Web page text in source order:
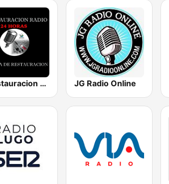
F Restauracion Radio JG Radio Online